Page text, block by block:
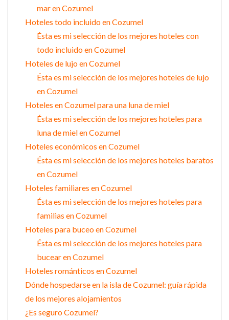
mar en Cozumel
Hoteles todo incluido en Cozumel
Ésta es mi selección de los mejores hoteles con
todo incluido en Cozumel
Hoteles de lujo en Cozumel
Ésta es mi selección de los mejores hoteles de lujo
en Cozumel
Hoteles en Cozumel para una luna de miel
Ésta es mi selección de los mejores hoteles para
luna de miel en Cozumel
Hoteles económicos en Cozumel
Ésta es mi selección de los mejores hoteles baratos
en Cozumel
Hoteles familiares en Cozumel
Ésta es mi selección de los mejores hoteles para
familias en Cozumel
Hoteles para buceo en Cozumel
Ésta es mi selección de los mejores hoteles para
bucear en Cozumel
Hoteles románticos en Cozumel
Dónde hospedarse en la isla de Cozumel: guía rápida
de los mejores alojamientos
¿Es seguro Cozumel?